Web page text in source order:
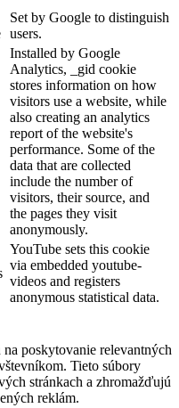
Set by Google to distinguish
users.
Installed by Google
Analytics, _gid cookie
stores information on how
visitors use a website, while
also creating an analytics
report of the website's
performance. Some of the
data that are collected
include the number of
visitors, their source, and
the pages they visit
anonymously.
YouTube sets this cookie
via embedded youtube-
videos and registers
anonymous statistical data.
poskytovanie relevantných
Tieto súbory
stránkach a zhromažďujú
reklám.